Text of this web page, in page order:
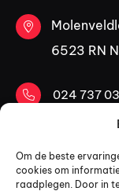
Om de beste
cookies om
raadplegen. Door in
6523 RN
024 737
06 53 30